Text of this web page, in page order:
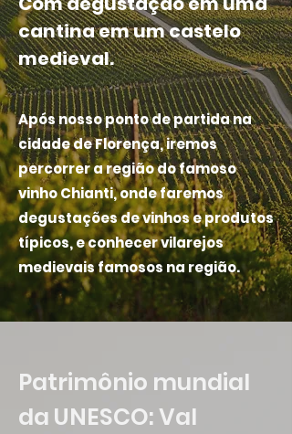
cantina em um castelo
medieval.
Após nosso ponto de partida na
cidade de Florença, iremos
percorrer a região do famoso
vinho Chianti, onde faremos
degustações de vinhos e produtos
típicos, e conhecer vilarejos
medievais famosos na região.
Patrimônio mundial
da UNESCO: Val